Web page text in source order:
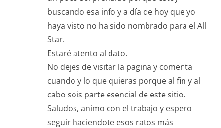
buscando esa info y a día de hoy que yo
haya visto no ha sido nombrado para el All
Star.
Estaré atento al dato.
No dejes de visitar la pagina y comenta
cuando y lo que quieras porque al fin y al
cabo sois parte esencial de este sitio.
Saludos, animo con el trabajo y espero
seguir haciendote esos ratos más